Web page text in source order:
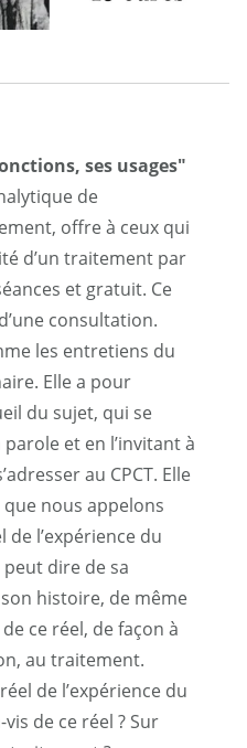
ses usages"
de
offre à ceux qui
d’un traitement par
et gratuit. Ce
consultation.
les entretiens du
Elle a pour
du sujet, qui se
et en l’invitant à
au CPCT. Elle
nous appelons
l’expérience du
peut dire de sa
histoire, de même
ce réel, de façon à
au traitement.
de l’expérience du
de ce réel ? Sur